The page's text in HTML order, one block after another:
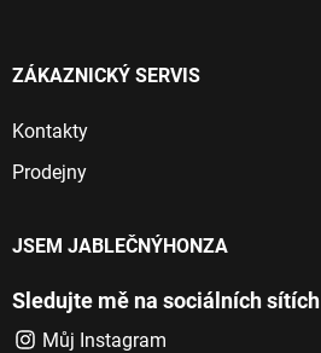
ZÁKAZNICKÝ SERVIS
Kontakty
Prodejny
JSEM JABLEČNÝHONZA
Sledujte mě na sociálních sítích
Můj Instagram